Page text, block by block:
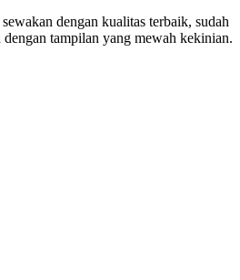
dengan kualitas terbaik, sudah
tampilan yang mewah kekinian.